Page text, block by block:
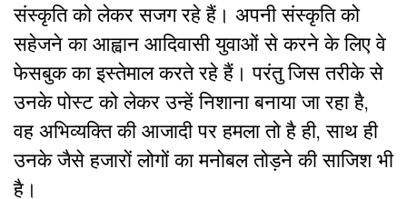
संस्कृति को लेकर सजग रहे हैं। अपनी संस्कृति को
सहेजने का आह्वान आदिवासी युवाओं से करने के लिए वे
फेसबुक का इस्तेमाल करते रहे हैं। परंतु जिस तरीके से
उनके पोस्ट को लेकर उन्हें निशाना बनाया जा रहा है,
वह अभिव्यक्ति की आजादी पर हमला तो है ही, साथ ही
उनके जैसे हजारों लोगों का मनोबल तोड़ने की साजिश भी
है।